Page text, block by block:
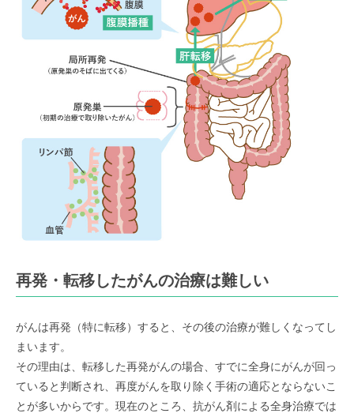
再発・転移したがんの治療は難しい
がんは再発（特に転移）すると、その後の治療が難しくなってし
まいます。
その理由は、転移した再発がんの場合、すでに全身にがんが回っ
ていると判断され、再度がんを取り除く手術の適応とならないこ
とが多いからです。現在のところ、抗がん剤による全身治療では